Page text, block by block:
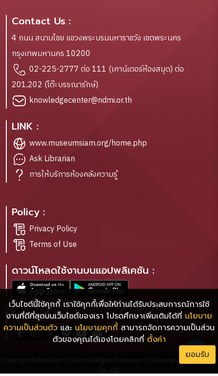
เว็บไซต์นี้ใช้คุกกี้ เราใช้คุกกี้เพื่อให้ท่านได้รับประสบการณ์การใช้
งานที่ดีที่สุดบนเว็บไซต์ของเรา โปรดศึกษาเพิ่มเติมได้ที่ นโยบาย
ความเป็นส่วนตัว และ นโยบายคุกกี้ สามารถจัดการความเป็นส่วน
ตัวของคุณได้เองโดยคลิกที่ ตั้งค่า
ยอมรับ
Contact Us :
4 ถนน สนามไชย แขวงพระบรมมหาราชวัง เขตพระนคร
กรุงเทพมหานคร 10200
02-225-2777 ต่อ 111 (เคาน์เตอร์ห้องสมุด) ต่อ
201,202 (โต๊ะบรรณารักษ์)
knowledgecenter@ndmi.or.th
LINK :
www.museumsiam.org/home.php
Ask Librarian
การให้บริการห้องคลังความรู้
Policy :
Privacy Policy
Terms of Use
ดาวน์โหลดใช้งานบนแอปพลิเคชัน :
โซเชียลมีเดีย :
Copyright © Meseum of Siam All Rights Reserverd.| Powered by Bookdose